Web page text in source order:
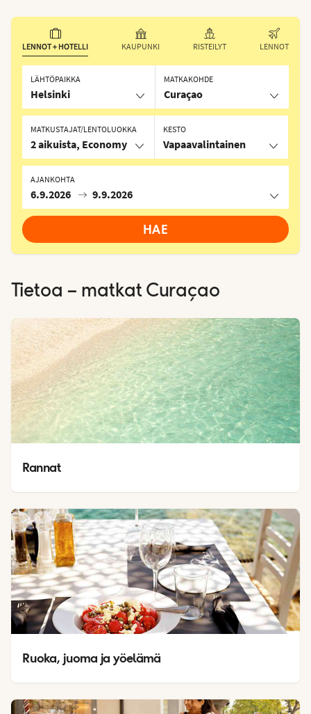
LENNOT + HOTELLI KAUPUNKI RISTEILYT LENNOT
LÄHTÖPAIKKA
Helsinki
MATKAKOHDE
Curaçao
KESTO
Vapaavalintainen
AJANKOHTA
6.9.2026 9.9.2026
MATKUSTAJAT/LENTOLUOKKA
2 aikuista, Economy
HAE
Tietoa – matkat Curaçao
Rannat
Ruoka, juoma ja yöelämä